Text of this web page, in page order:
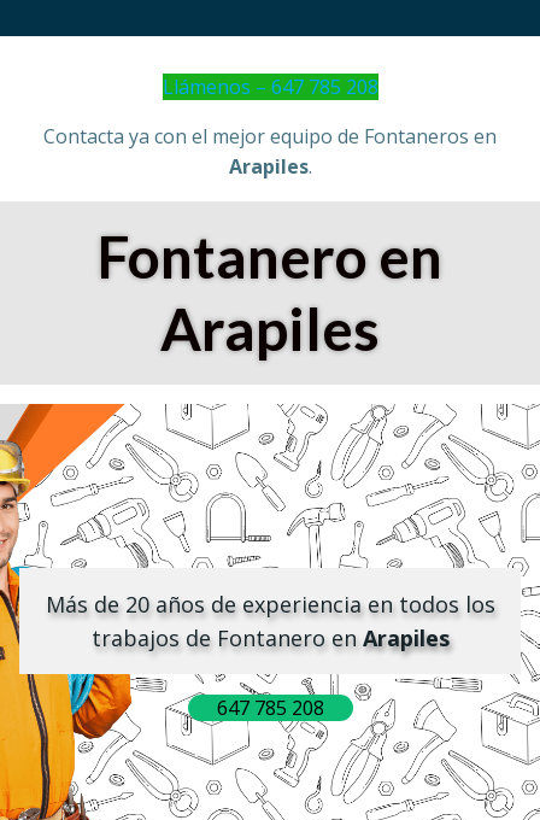
Llámenos – 647 785 208
Contacta ya con el mejor equipo de Fontaneros en
Arapiles.
Fontanero en
Arapiles
Más de 20 años de experiencia en todos los
trabajos de Fontanero en Arapiles
647 785 208